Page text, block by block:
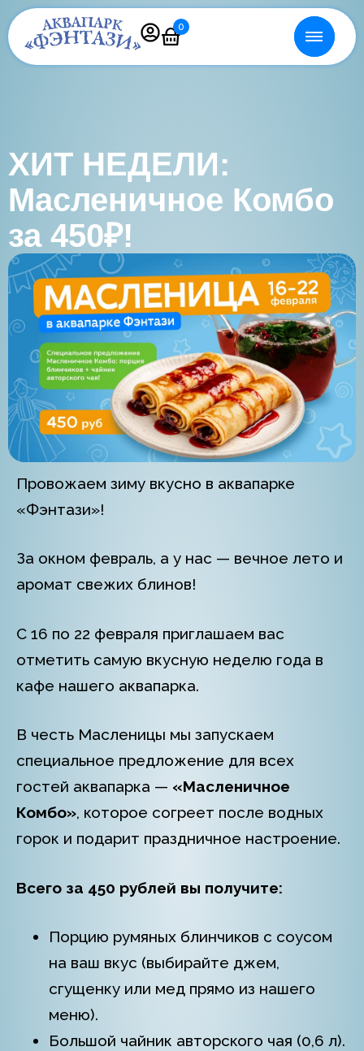
0
ХИТ НЕДЕЛИ:
Масленичное Комбо
за 450₽!
Провожаем зиму вкусно в аквапарке
«Фэнтази»!
За окном февраль, а у нас — вечное лето и
аромат свежих блинов!
С 16 по 22 февраля приглашаем вас
отметить самую вкусную неделю года в
кафе нашего аквапарка.
В честь Масленицы мы запускаем
специальное предложение для всех
гостей аквапарка — «Масленичное
Комбо», которое согреет после водных
горок и подарит праздничное настроение.
Всего за 450 рублей вы получите:
Порцию румяных блинчиков с соусом
на ваш вкус (выбирайте джем,
сгущенку или мед прямо из нашего
меню).
Большой чайник авторского чая (0,6 л).